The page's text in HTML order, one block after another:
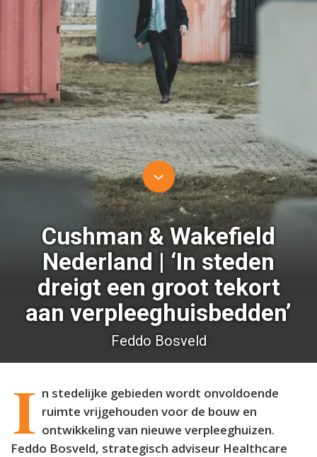
Cushman & Wakefield
Nederland | ‘In steden
dreigt een groot tekort
aan verpleeghuisbedden’
Feddo Bosveld
I n stedelijke gebieden wordt onvoldoende
ruimte vrijgehouden voor de bouw en
ontwikkeling van nieuwe verpleeghuizen.
Feddo Bosveld, strategisch adviseur Healthcare